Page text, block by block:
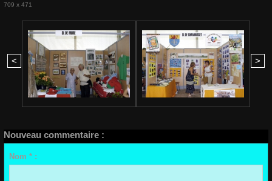
709 x 471
< >
Nouveau commentaire :
Nom * :